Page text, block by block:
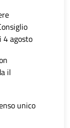
4 agosto
il
unico